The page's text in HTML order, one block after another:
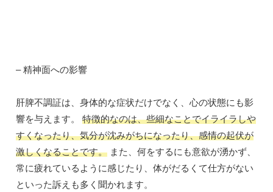
– 精神面への影響
肝脾不調証は、身体的な症状だけでなく、心の状態にも影
響を与えます。 特徴的なのは、些細なことでイライラしや
すくなったり、気分が沈みがちになったり、感情の起伏が
激しくなることです。 また、何をするにも意欲が湧かず、
常に疲れているように感じたり、体がだるくて仕方がない
といった訴えも多く聞かれます。